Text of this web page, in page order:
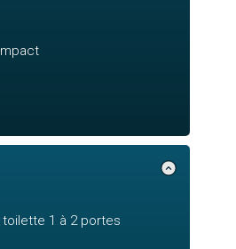
1 à 2 portes